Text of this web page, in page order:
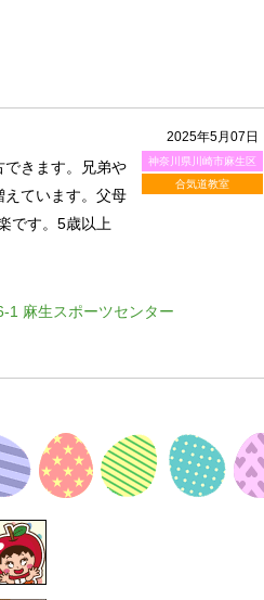
2025年5月07日
神奈川県川崎市麻生区
合気道教室
できます。兄弟や
えています。父母
です。5歳以上
1 麻生スポーツセンター